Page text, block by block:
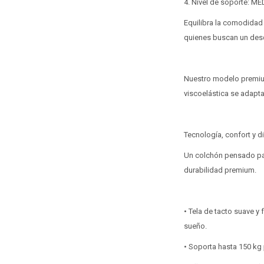
4. Nivel de soporte:
Equilibra la
quienes buscan un
Nuestro modelo
viscoelástica se
Tecnología, confort y
Un colchón pensado
durabilidad premium.
• Tela de tacto suave
sueño.
• Soporta hasta 150 kg